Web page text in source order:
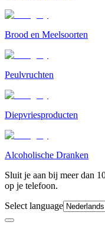
Brood en Meelsoorten
Peulvruchten
Diepvriesproducten
Alcoholische Dranken
Sluit je aan bij meer dan
op je telefoon.
Select language